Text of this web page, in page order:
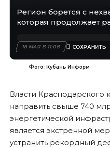
Регион борется с
которая продолжает
18 МАЯ В 11:08
Фото: Кубань Информ
Власти Краснодарского
направить свыше 740
энергетической
является экстренной
устранить рекордный